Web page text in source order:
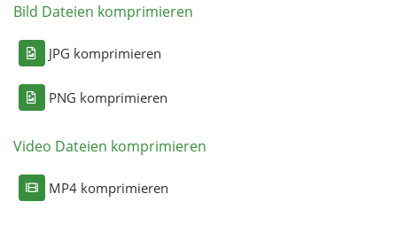
Bild Dateien komprimieren
JPG komprimieren
PNG komprimieren
Video Dateien komprimieren
MP4 komprimieren